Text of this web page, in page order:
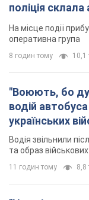
поліція
На місце події
оперативна група
8 годин тому 10,1
"Воюють, бо
водій
українських
Відео
Водія звільнили
та образ військових
11 годин тому 8,8